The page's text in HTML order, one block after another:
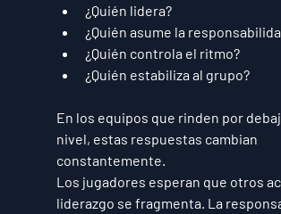
¿Quién lidera?
¿Quién asume la
¿Quién controla el ritmo?
¿Quién estabiliza al grupo?
En los equipos que rinden por
nivel, estas respuestas cambian
constantemente.
Los jugadores esperan que otros
liderazgo se fragmenta. La